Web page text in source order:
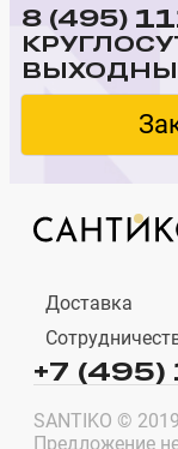
8 (495)
Доставка
+7 (495)
SANTIKO ©
Предложение